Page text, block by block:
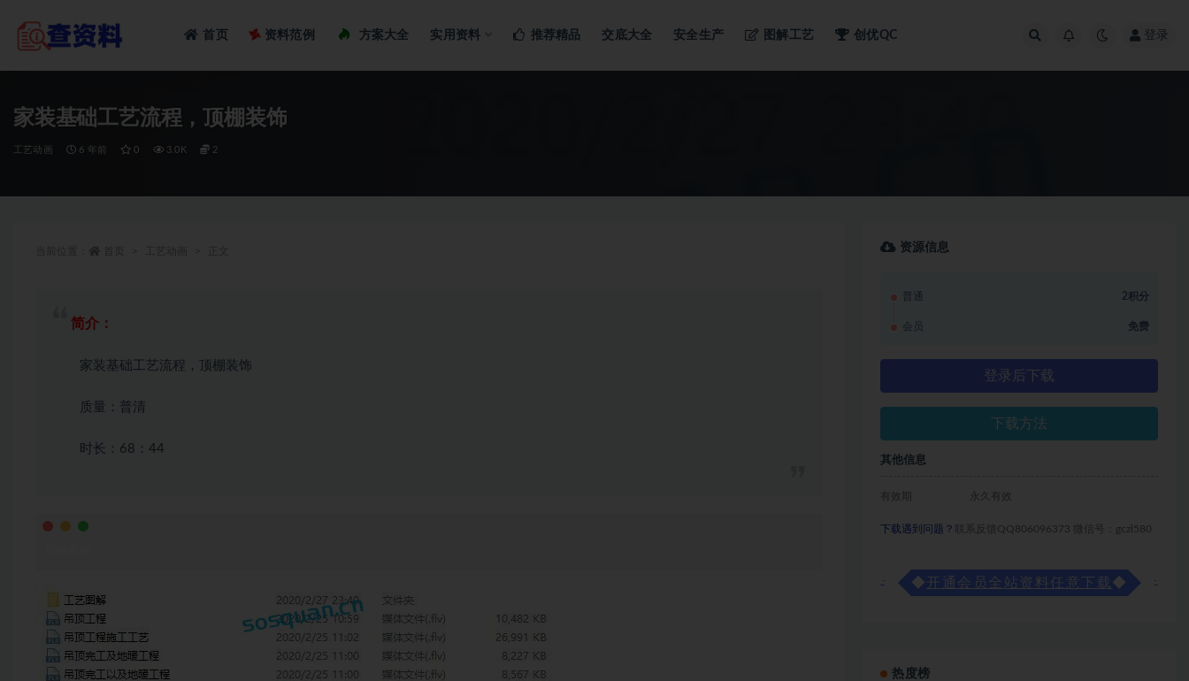
首页 资料范例 Loading…
方案大全 实用资料 推荐精品 交底大全 安全生产 图解工艺 创优QC 登录
家装基础工艺流程，顶棚装饰
工艺动画 6 年前 0 3.0K 2
简介：
家装基础工艺流程，顶棚装饰
质量：普清
时长：68：44
资源信息
普通 2积分
会员 免费
登录后下载
下载方法
其他信息
有效期 永久有效
下载遇到问题？ 联系反馈QQ806096373 微信号：gczl580
◆ 开通会员全站资料任意下载◆
热度榜